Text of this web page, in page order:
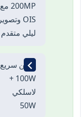
200MP مع
OIS وتصوير
ليلي متقدم
شحن سريع
100W +
لاسلكي
50W